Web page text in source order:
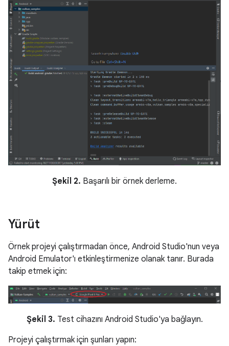
Şekil 2. Başarılı bir örnek derleme.
Yürüt
Örnek projeyi çalıştırmadan önce, Android Studio'nun veya
Android Emulator'ı etkinleştirmenize olanak tanır. Burada
takip etmek için:
Şekil 3. Test cihazını Android Studio'ya bağlayın.
Projeyi çalıştırmak için şunları yapın: